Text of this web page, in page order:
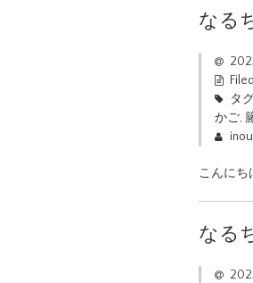
なる
タ
かご,
こんにち
なる